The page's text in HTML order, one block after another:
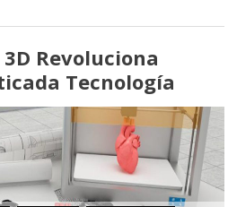
Revoluciona
Tecnología